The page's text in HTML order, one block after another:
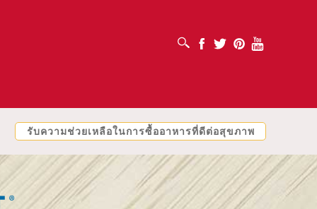
เปิดช่องค้นหา Facebook
Twitter PinterestYoutube
รับความช่วยเหลือในการซื้ออาหารที่ดีต่อสุขภาพ